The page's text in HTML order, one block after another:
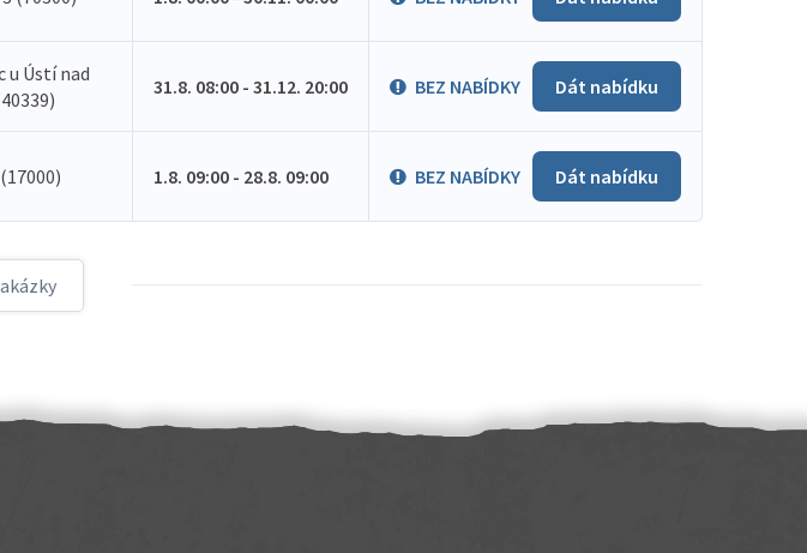
u Ústí nad
31.8. 08:00 - 31.12. 20:00 BEZ NABÍDKY Dát nabídku
1.8. 09:00 - 28.8. 09:00 BEZ NABÍDKY Dát nabídku